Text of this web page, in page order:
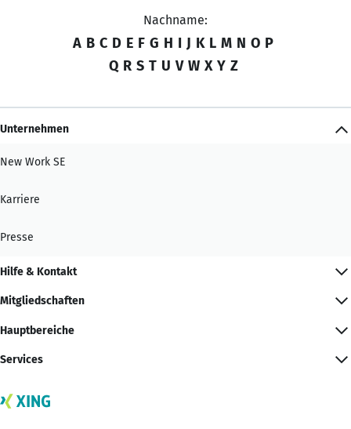
Nachname:
A B C D E F G H I J K L M N O P
Q R S T U V W X Y Z
Unternehmen
New Work SE
Karriere
Presse
Hilfe & Kontakt
Mitgliedschaften
Hauptbereiche
Services